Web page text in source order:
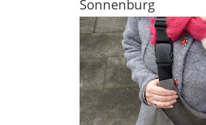
Sonnenburg